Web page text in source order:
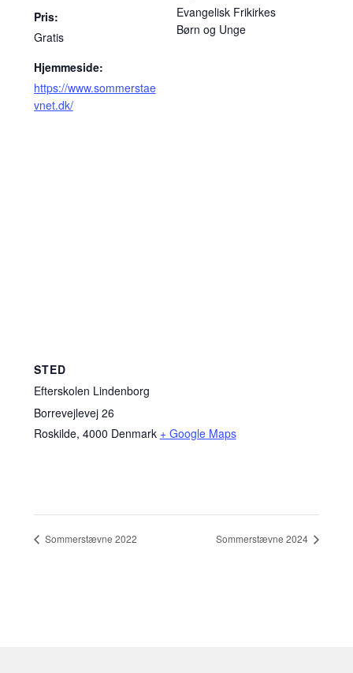
Pris:
Gratis
Hjemmeside:
https://www.sommerstae
vnet.dk/
Evangelisk Frikirkes
Børn og Unge
STED
Efterskolen Lindenborg
Borrevejlevej 26
Roskilde, 4000 Denmark + Google Maps
Sommerstævne 2022 Sommerstævne 2024